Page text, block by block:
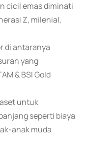
cicil emas diminati
Z, milenial,
di antaranya
yang
& BSI Gold
untuk
seperti biaya
anak muda